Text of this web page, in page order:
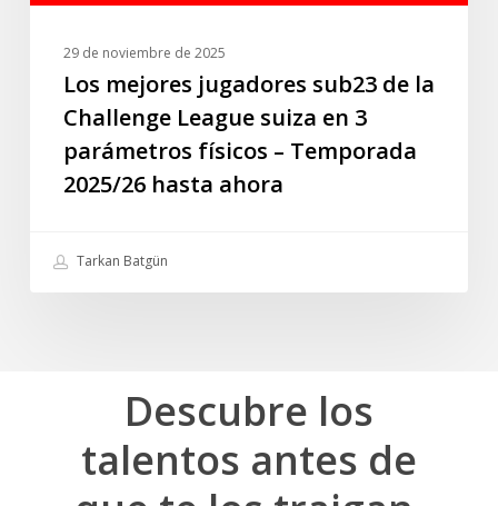
3
parámetros
Temporada
2025/26
hasta
29 de noviembre de 2025
Los mejores jugadores sub23 de la
Challenge League suiza en 3
parámetros físicos – Temporada
2025/26 hasta ahora
Tarkan Batgün
Descubre los
talentos antes de